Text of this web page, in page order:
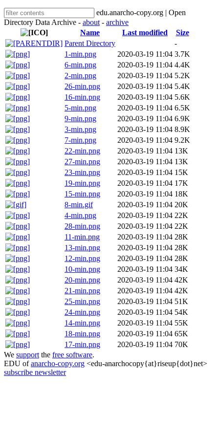
edu.anarcho-copy.org | Open
Directory Data Archive - about - archive
Name
Last modified
Size
Parent Directory
-
1-min.png
2020-03-19 11:04 3.7K
6-min.png
2020-03-19 11:04 4.4K
2-min.png
2020-03-19 11:04 5.2K
26-min.png
2020-03-19 11:04 5.4K
16-min.png
2020-03-19 11:04 5.6K
5-min.png
2020-03-19 11:04 6.5K
9-min.png
2020-03-19 11:04 6.9K
3-min.png
2020-03-19 11:04 8.9K
7-min.png
2020-03-19 11:04 9.2K
22-min.png
2020-03-19 11:04 13K
27-min.png
2020-03-19 11:04 13K
23-min.png
2020-03-19 11:04 15K
19-min.png
2020-03-19 11:04 17K
15-min.png
2020-03-19 11:04 18K
8-min.gif
2020-03-19 11:04 20K
4-min.png
2020-03-19 11:04 22K
28-min.png
2020-03-19 11:04 22K
11-min.png
2020-03-19 11:04 28K
13-min.png
2020-03-19 11:04 28K
12-min.png
2020-03-19 11:04 28K
10-min.png
2020-03-19 11:04 34K
20-min.png
2020-03-19 11:04 42K
21-min.png
2020-03-19 11:04 42K
25-min.png
2020-03-19 11:04 51K
24-min.png
2020-03-19 11:04 54K
14-min.png
2020-03-19 11:04 55K
18-min.png
2020-03-19 11:04 65K
17-min.png
2020-03-19 11:04 70K
We support the free software.
EDU ofanarcho-copy.org <edu-anarchocopy{at}riseup{dot}net>
subscribe newsletter